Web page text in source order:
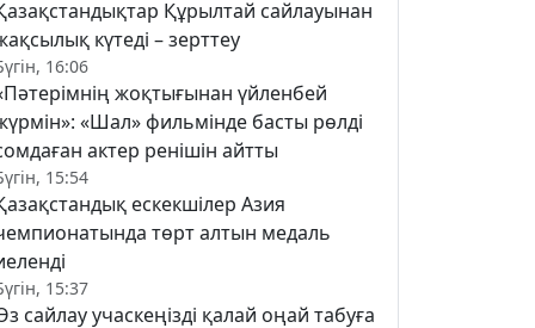
Құрылтай сайлауынан
күтеді – зерттеу
16:06
жоқтығынан үйленбей
«Шал» фильмінде басты рөлді
актер ренішін айтты
15:54
ескекшілер Азия
төрт алтын медаль
15:37
сайлау учаскеңізді қалай оңай табуға